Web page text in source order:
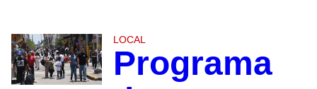
LOCAL
Programa